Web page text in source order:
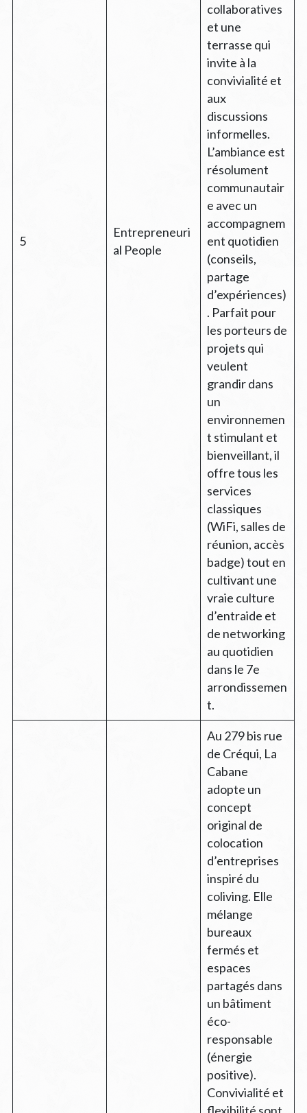
5
Entrepreneuri
al People
collaboratives
et une
terrasse qui
invite à la
convivialité et
aux
discussions
informelles.
L’ambiance est
résolument
communautair
e avec un
accompagnem
ent quotidien
(conseils,
partage
d’expériences)
. Parfait pour
les porteurs de
projets qui
veulent
grandir dans
un
environnemen
t stimulant et
bienveillant, il
offre tous les
services
classiques
(WiFi, salles de
réunion, accès
badge) tout en
cultivant une
vraie culture
d’entraide et
de networking
au quotidien
dans le 7e
arrondissemen
t.
Au 279 bis rue
de Créqui, La
Cabane
adopte un
concept
original de
colocation
d’entreprises
inspiré du
coliving. Elle
mélange
bureaux
fermés et
espaces
partagés dans
un bâtiment
éco-
responsable
(énergie
positive).
Convivialité et